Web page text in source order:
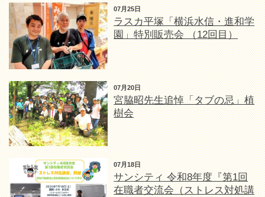
07月25日
ラスカ平塚「横浜水信・進和学
園」特別販売会 （12回目）
07月20日
宮脇昭先生追悼「タブの忌」植
樹会
07月18日
サンシティ 令和8年度『第1回
在職者交流会（ストレス対処講